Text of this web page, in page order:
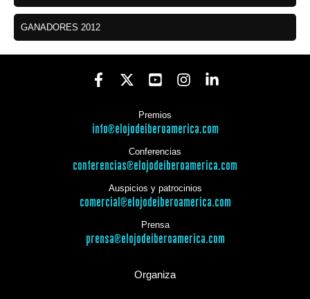
GANADORES 2012
Premios
info@elojodeiberoamerica.com
Conferencias
conferencias@elojodeiberoamerica.com
Auspicios y patrocinios
comercial@elojodeiberoamerica.com
Prensa
prensa@elojodeiberoamerica.com
Organiza